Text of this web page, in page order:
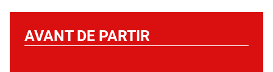
AVANT DE PARTIR